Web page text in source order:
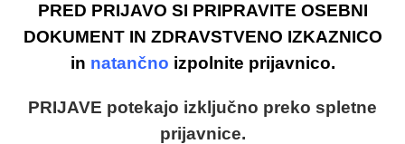
PRED PRIJAVO SI PRIPRAVITE OSEBNI
DOKUMENT IN ZDRAVSTVENO IZKAZNICO
in natančno izpolnite prijavnico.
PRIJAVE potekajo izključno preko spletne
prijavnice.